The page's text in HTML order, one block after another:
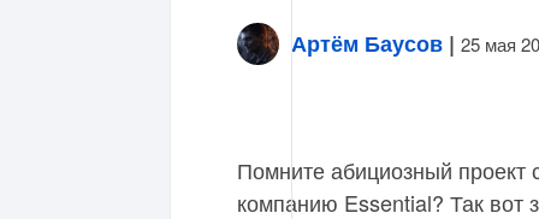
Артём Баусов | 25 мая
Помните абициозный
компанию Essential? Так вот